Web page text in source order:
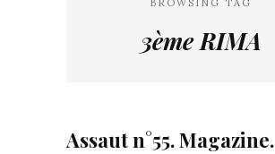
BROWSING TAG
3ème RIMA
Assaut n°55. Magazine.